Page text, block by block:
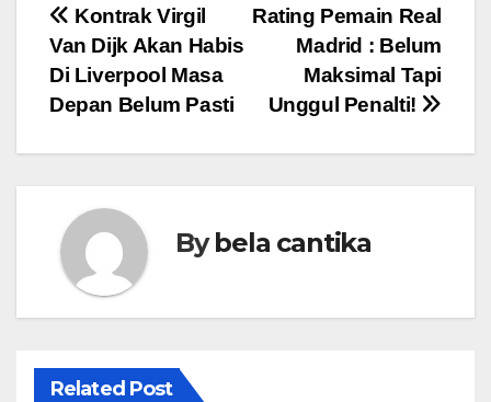
Post
navigation
Rating Pemain Real
Madrid : Belum
Maksimal Tapi
Unggul Penalti!
Kontrak Virgil
Van Dijk Akan Habis
Di Liverpool Masa
Depan Belum Pasti
Bybela cantika
Related Post